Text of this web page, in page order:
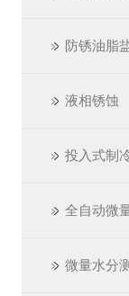
防锈油脂
液相锈蚀
投入式制
全自动微
微量水分